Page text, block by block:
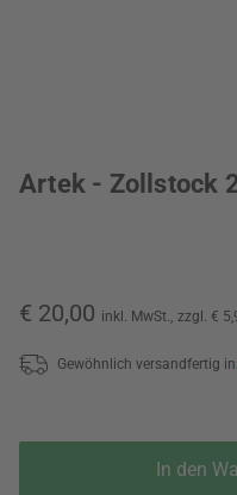
Artek - Zollstock
€ 20,00 inkl. MwSt., zzgl. €
Gewöhnlich versandfertig in:
In den